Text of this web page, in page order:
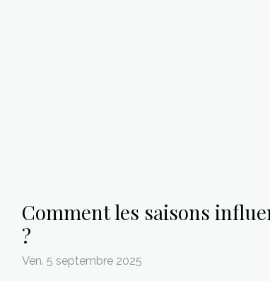
Comment les saisons
?
Ven. 5 septembre 2025